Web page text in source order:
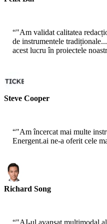
“"Am validat calitatea
de instrumentele
acest lucru în proiectele
Steve Cooper
“"Am încercat mai multe
Energent.ai ne-a oferit cele
Richard Song